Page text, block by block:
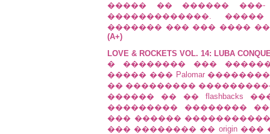
����� �� ������ ���-
�������������.
������� ��� ��� ����
(A+)
LOVE & ROCKETS VOL. 14: LUBA
� �������� ���
����� ��� Palomar
�� ��������� ����������
������ �� �� flashbacks
��������� ��������
��� ������
��� �������� �� origin ���